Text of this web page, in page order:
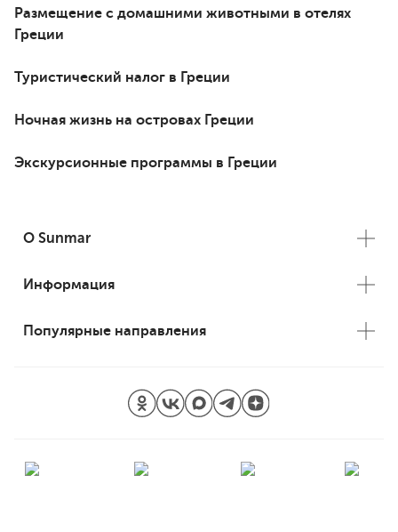
Размещение с домашними животными в отелях
Греции
Туристический налог в Греции
Ночная жизнь на островах Греции
Экскурсионные программы в Греции
О Sunmar
Информация
Популярные направления